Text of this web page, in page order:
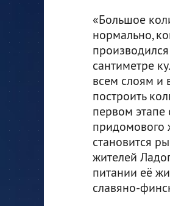
«Большое
нормально,
сантиметре
всем слоям и
построить
первом этапе
придомового
становится
жителей
питании её
славяно-